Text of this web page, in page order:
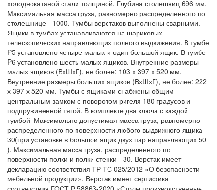
холоднокатаной стали толщиной. Глубина столешниц 696 мм.
Максимальная масса груза, равномерно распределенного по
столешнице - 1000. Тумбы верстаков выполнены сварными.
Ящики в тумбах устанавливаются на шариковых
телескопических направляющих полного выдвижения. В тумбе
P5 установлено четыре малых и один большой ящик. В тумбе
P6 установлено шесть малых ящиков. Внутренние размеры
малых ящиков (ВхШхГ), не более: 103 х 397 х 520 мм.
Внутренние размеры больших ящиков (ВхШхГ), не более: 222
х 397 х 520 мм. Тумбы с ящиками снабжены общим
центральным замком с поворотом ригеля 180 градусов и
подпружиненной тягой. В комплекте два ключа с каждой
тумбой. Максимально допустимая масса груза, равномерно
распределенного по поверхности любого выдвижного ящика
30(при установке в большой ящик двух пар направляющих 50
). Максимальная масса груза, распределенного по
поверхности полки и полки стенки - 30. Верстак имеет
декларацию соответствия ТР ТС 025/2012 «О безопасности
мебельной продукции». Верстак имеет сертификат